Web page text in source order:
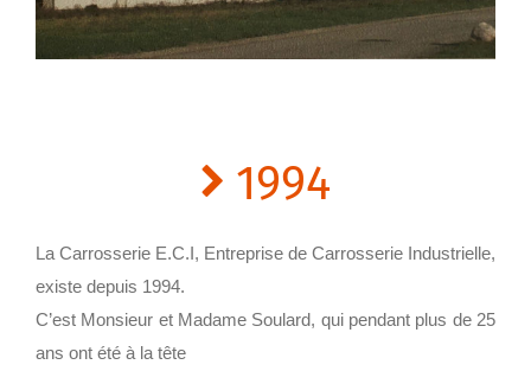
1994
La Carrosserie E.C.I, Entreprise de Carrosserie Industrielle,
existe depuis 1994.
C’est Monsieur et Madame Soulard, qui pendant plus de 25
ans ont été à la tête